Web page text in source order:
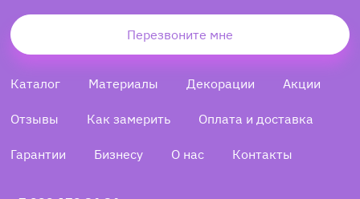
Перезвоните мне
Каталог Материалы Декорации Акции
Отзывы Как замерить Оплата и доставка
Гарантии Бизнесу О нас Контакты